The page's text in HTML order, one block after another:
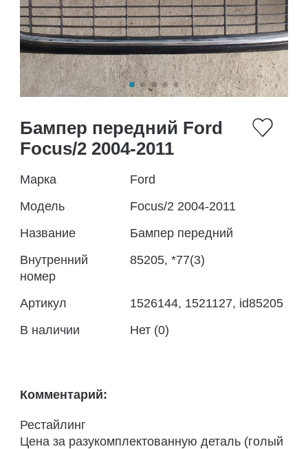
Бампер передний Ford
Focus/2 2004-2011
Марка
Ford
Модель
Focus/2 2004-2011
Название
Бампер передний
Внутренний
номер
85205, *77(3)
Артикул
1526144, 1521127, id85205
В наличии
Нет (0)
Комментарий:
Рестайлинг
Цена за разукомплектованную деталь (голый